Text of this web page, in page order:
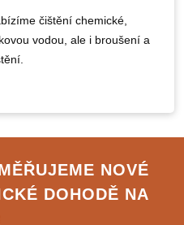
čištění chemické,
vodou, ale i broušení a
NOVÉ
DOHODĚ NA